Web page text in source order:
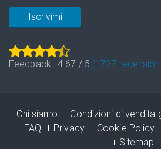
Iscrivimi
Feedback :4.67 / 5 (1727
Chi siamo Condizioni di vendita
FAQ
Privacy Cookie Policy
Sitemap